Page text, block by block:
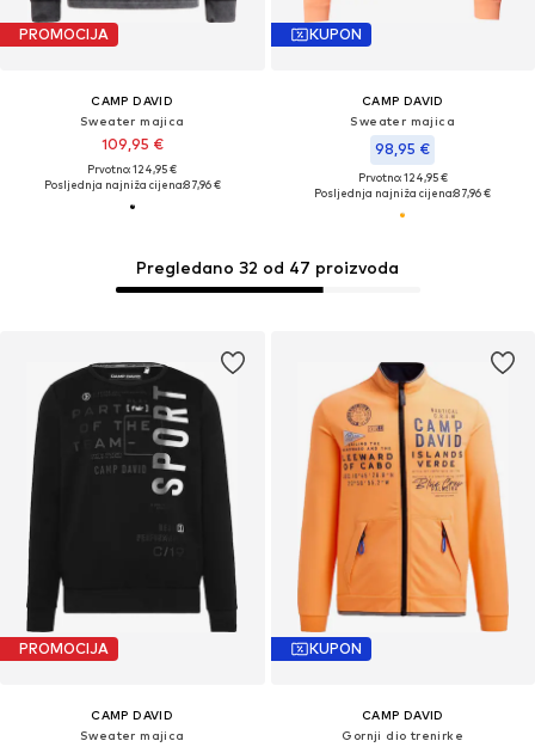
PROMOCIJA
CAMP DAVID
Sweater majica
109,95 €
Prvotno: 124,95 €
Posljednja najniža cijena:87,96 €
KUPON
CAMP DAVID
Sweater majica
98,95 €
Prvotno: 124,95 €
Posljednja najniža cijena:87,96 €
PROMOCIJA
CAMP DAVID
Sweater majica
Pregledano 32 od 47 proizvoda
KUPON
CAMP DAVID
Gornji dio trenirke